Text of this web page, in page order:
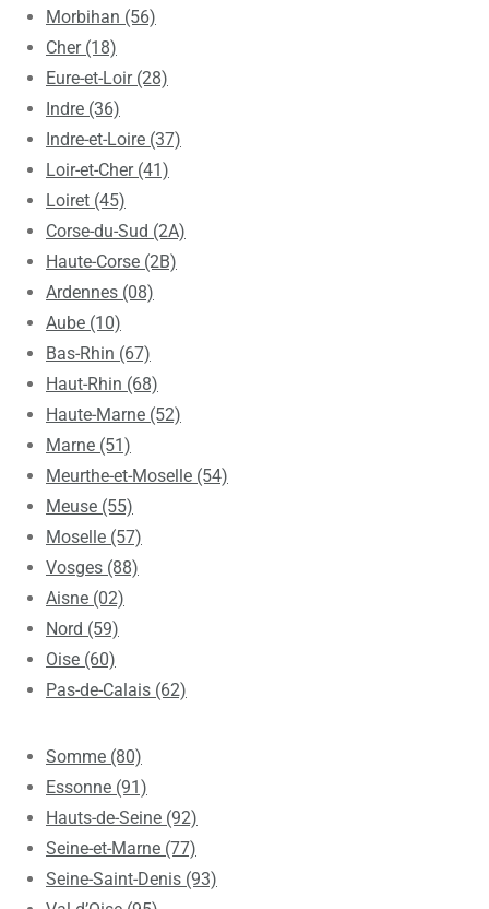
Morbihan (56)
Cher (18)
Eure-et-Loir (28)
Indre (36)
Indre-et-Loire (37)
Loir-et-Cher (41)
Loiret (45)
Corse-du-Sud (2A)
Haute-Corse (2B)
Ardennes (08)
Aube (10)
Bas-Rhin (67)
Haut-Rhin (68)
Haute-Marne (52)
Marne (51)
Meurthe-et-Moselle (54)
Meuse (55)
Moselle (57)
Vosges (88)
Aisne (02)
Nord (59)
Oise (60)
Pas-de-Calais (62)
Somme (80)
Essonne (91)
Hauts-de-Seine (92)
Seine-et-Marne (77)
Seine-Saint-Denis (93)